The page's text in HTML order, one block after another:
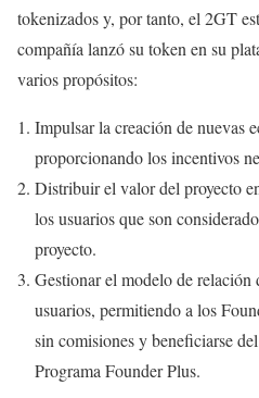
tokenizados y, por tanto, el 2GT
compañía lanzó su token en su
varios propósitos:
Impulsar la creación de nuevas
proporcionando los incentivos
Distribuir el valor del proyecto
los usuarios que son
proyecto.
Gestionar el modelo de relación
usuarios, permitiendo a los
sin comisiones y beneficiarse
Programa Founder Plus.